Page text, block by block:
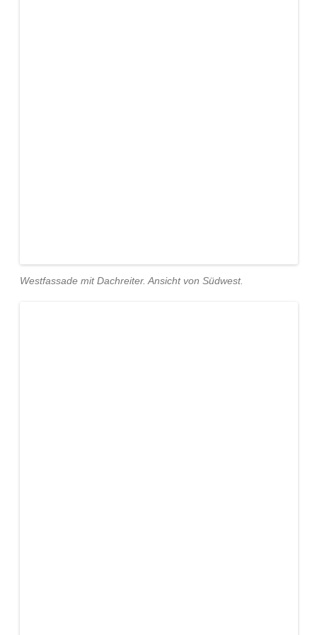
Westfassade mit Dachreiter. Ansicht von Südwest.